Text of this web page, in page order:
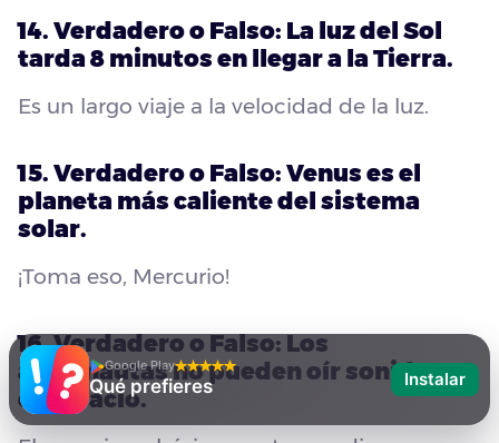
14. Verdadero o Falso: La luz del Sol
tarda 8 minutos en llegar a la Tierra.
Es un largo viaje a la velocidad de la luz.
15. Verdadero o Falso: Venus es el
planeta más caliente del sistema
solar.
¡Toma eso, Mercurio!
16. Verdadero o Falso: Los
astronautas no pueden oír sonido en
el espacio.
Google Play
Qué prefieres Instalar